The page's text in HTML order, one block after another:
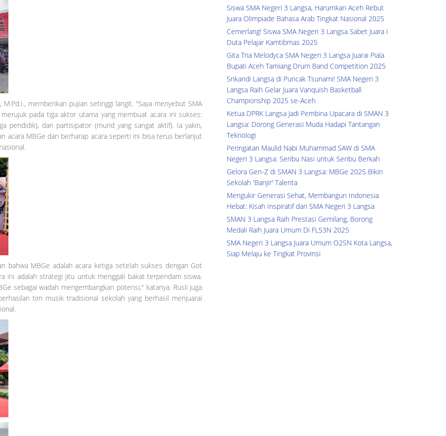
M.Pd.I., memberikan pujian setinggi langit. "Saya menyebut SMA
pada tiga aktor utama yang membuat acara ini sukses:
pendidik), dan partisipator (murid yang sangat aktif). Ia yakin,
acara MBGe dan berharap acara seperti ini bisa terus berlanjut
bahwa MBGe adalah acara ketiga setelah sukses dengan Got
ini adalah strategi jitu untuk menggali bakat terpendam siswa.
sebagai wadah mengembangkan potensi," katanya. Rusli juga
tim musik tradisional sekolah yang berhasil menjuarai
Siswa SMA Negeri 3 Langsa, Harumkan Aceh Rebut
Juara Olimpiade Bahasa Arab Tingkat Nasional 2025
Cemerlang! Siswa SMA Negeri 3 Langsa Sabet Juara I
Duta Pelajar Kamtibmas 2025
Gita Tria Melodyca SMA Negeri 3 Langsa Juarai Piala
Bupati Aceh Tamiang Drum Band Competition 2025
Srikandi Langsa di Puncak Tsunami! SMA Negeri 3
Langsa Raih Gelar Juara Vanquish Basketball
Championship 2025 se-Aceh
Ketua DPRK Langsa Jadi Pembina Upacara di SMAN 3
Langsa: Dorong Generasi Muda Hadapi Tantangan
Teknologi
Peringatan Maulid Nabi Muhammad SAW di SMA
Negeri 3 Langsa: Seribu Nasi untuk Seribu Berkah
Gelora Gen-Z di SMAN 3 Langsa: MBGe 2025 Bikin
Sekolah 'Banjir' Talenta
Mengukir Generasi Sehat, Membangun Indonesia
Hebat: Kisah Inspiratif dari SMA Negeri 3 Langsa
SMAN 3 Langsa Raih Prestasi Gemilang, Borong
Medali Raih Juara Umum Di FLS3N 2025
SMA Negeri 3 Langsa Juara Umum O2SN Kota Langsa,
Siap Melaju ke Tingkat Provinsi